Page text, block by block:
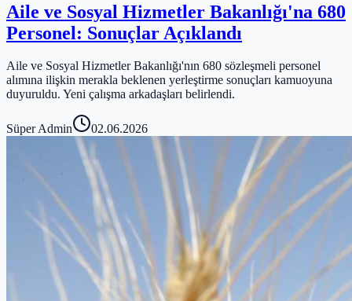
Aile ve Sosyal Hizmetler Bakanlığı'na 680
Personel: Sonuçlar Açıklandı
Aile ve Sosyal Hizmetler Bakanlığı'nın 680 sözleşmeli personel
alımına ilişkin merakla beklenen yerleştirme sonuçları kamuoyuna
duyuruldu. Yeni çalışma arkadaşları belirlendi.
Süper Admin 02.06.2026